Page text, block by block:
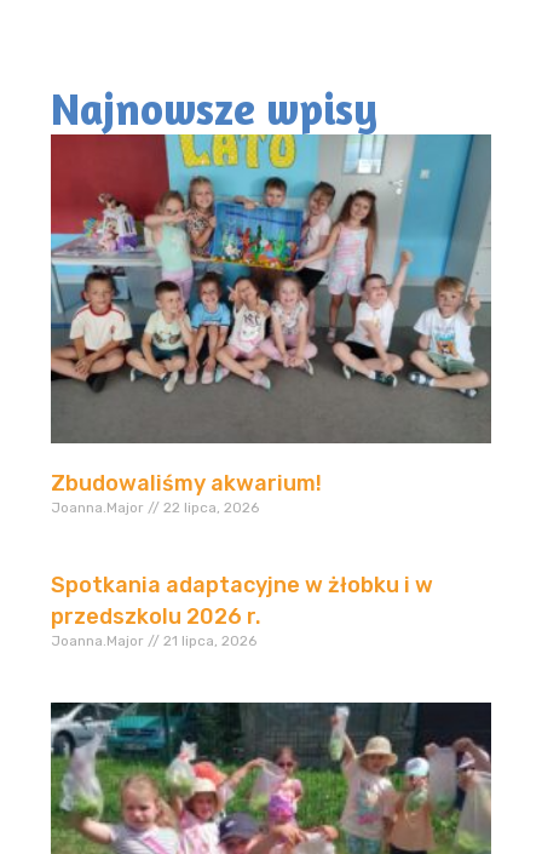
Najnowsze wpisy
Zbudowaliśmy akwarium!
Joanna.Major 22 lipca, 2026
Spotkania adaptacyjne w żłobku i w
przedszkolu 2026 r.
Joanna.Major 21 lipca, 2026